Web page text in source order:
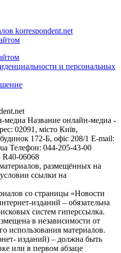
korrespondent.net
и персональных
медиа Название онлайн-медиа -
02091, місто Київ,
172-Б, офіс 208/1 E-mail:
Телефон: 044-205-43-00
06068
размещённых на
ссылки на
со страницы «Новости
изданий – обязательна
систем гиперссылка.
в независимости от
использования материалов.
изданий) – должна быть
или в первом абзаце